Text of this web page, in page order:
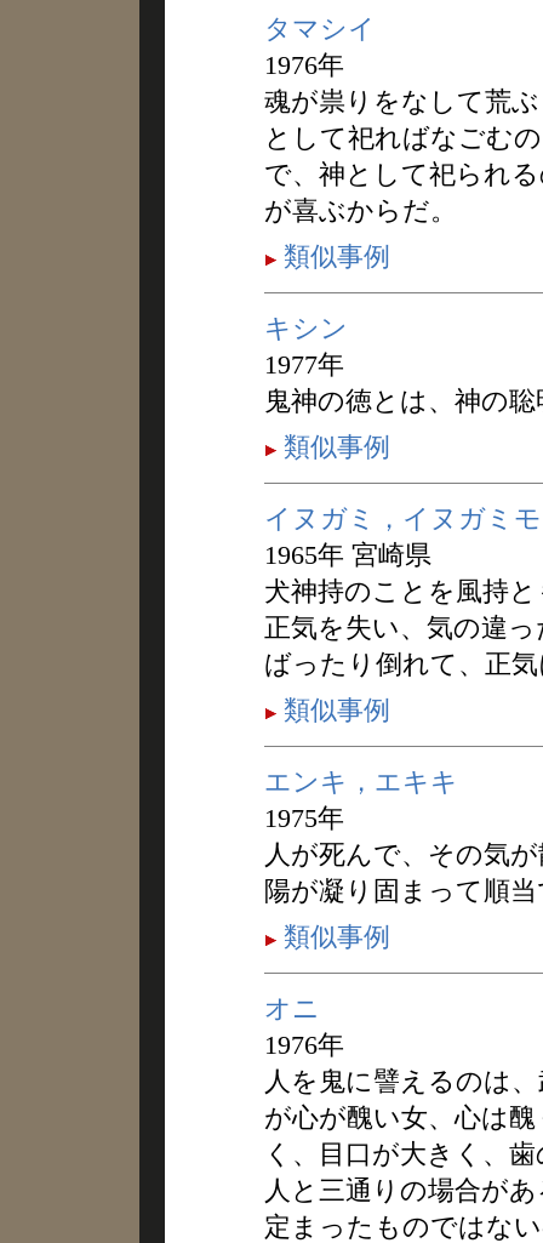
タマシイ
1976年
魂が祟りをなして荒
として祀ればなごむ
で、神として祀られ
が喜ぶからだ。
類似事例
キシン
1977年
鬼神の徳とは、神の
類似事例
イヌガミ，イヌガミ
1965年 宮崎県
犬神持のことを風持
正気を失い、気の違
ばったり倒れて、正
類似事例
エンキ，エキキ
1975年
人が死んで、その気
陽が凝り固まって順
類似事例
オニ
1976年
人を鬼に譬えるのは
が心が醜い女、心は
く、目口が大きく、
人と三通りの場合が
定まったものではな